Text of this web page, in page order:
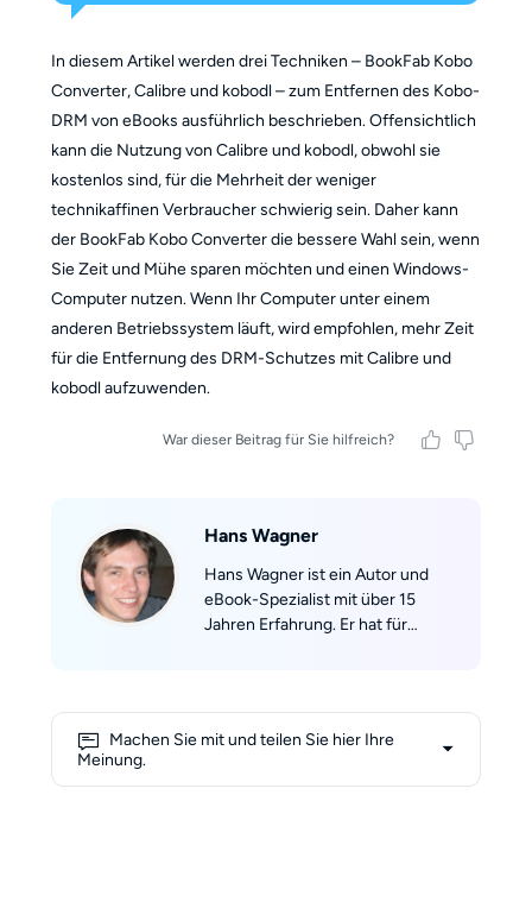
In diesem Artikel werden drei Techniken – BookFab Kobo
Converter, Calibre und kobodl – zum Entfernen des Kobo-
DRM von eBooks ausführlich beschrieben. Offensichtlich
kann die Nutzung von Calibre und kobodl, obwohl sie
kostenlos sind, für die Mehrheit der weniger
technikaffinen Verbraucher schwierig sein. Daher kann
der BookFab Kobo Converter die bessere Wahl sein, wenn
Sie Zeit und Mühe sparen möchten und einen Windows-
Computer nutzen. Wenn Ihr Computer unter einem
anderen Betriebssystem läuft, wird empfohlen, mehr Zeit
für die Entfernung des DRM-Schutzes mit Calibre und
kobodl aufzuwenden.
War dieser Beitrag für Sie hilfreich?
Hans Wagner
Hans Wagner ist ein Autor und
eBook-Spezialist mit über 15
Jahren Erfahrung. Er hat für
ultimative EPUB-Guide. Seine
Machen Sie mit und teilen Sie hier Ihre
Meinung.